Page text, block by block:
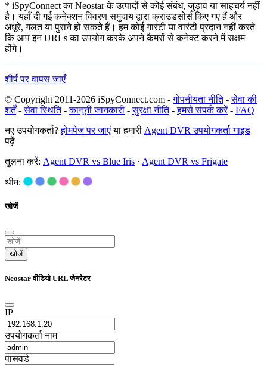
* iSpyConnect का Neostar के उत्पादों से कोई संबंध, जुड़ाव या साहचर्य नहीं
है। यहाँ दी गई कनेक्शन विवरण समुदाय द्वारा क्राउडसोर्स किए गए हैं और
अधूरे, गलत या पुराने हो सकते हैं। हम कोई गारंटी या वारंटी प्रदान नहीं करते
कि आप इन URLs का उपयोग करके अपने कैमरों से कनेक्ट करने में सक्षम
होंगे।
शीर्ष पर वापस जाएँ
© Copyright 2011-2026 iSpyConnect.com -गोपनीयता नीति-सेवा की
शर्तें-सेवा स्थिति-कानूनी जानकारी -सुरक्षा नीति-हमसे संपर्क करें- FAQ
नए उपयोगकर्ता?होमपेज पर जाएंया हमारी Agent DVR उपयोगकर्ता गाइड
पढ़ें
तुलना करें: Agent DVR vs Blue Iris · Agent DVR vs Frigate
थीम:
खोजें
खोजें
Neostar वीडियो URL जेनरेटर
IP
उपयोगकर्ता नाम
पासवर्ड